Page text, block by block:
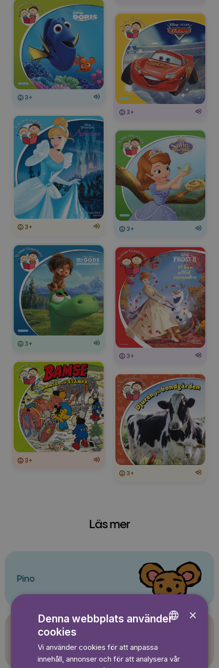
3+
3+
3+ 3+
3+
3+
3+
3+
Läs mer
Pino
×
Denna webbplats använder
cookies
Vi använder cookies för att anpassa
innehåll, annonser och för att analysera vår